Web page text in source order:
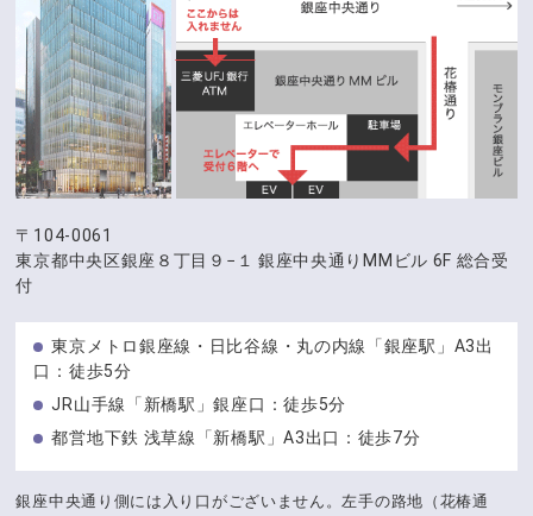
〒104-0061
東京都中央区銀座８丁目９−１ 銀座中央通りMMビル 6F 総合受
付
東京メトロ銀座線・日比谷線・丸の内線「銀座駅」A3出
口：徒歩5分
JR山手線「新橋駅」銀座口：徒歩5分
都営地下鉄 浅草線「新橋駅」A3出口：徒歩7分
銀座中央通り側には入り口がございません。左手の路地（花椿通